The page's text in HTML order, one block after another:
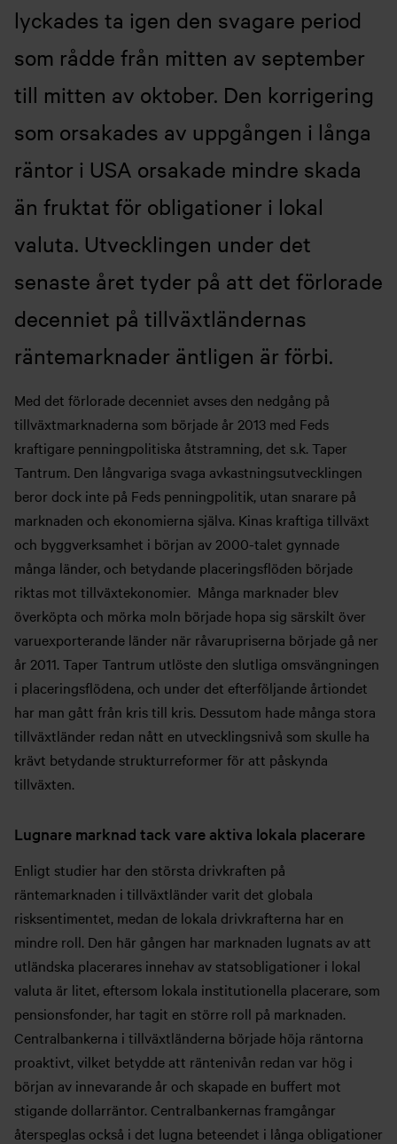
lyckades ta igen den svagare period
som rådde från mitten av september
till mitten av oktober. Den korrigering
som orsakades av uppgången i långa
räntor i USA orsakade mindre skada
än fruktat för obligationer i lokal
valuta. Utvecklingen under det
senaste året tyder på att det förlorade
decenniet på tillväxtländernas
räntemarknader äntligen är förbi.
Med det förlorade decenniet avses den nedgång på
tillväxtmarknaderna som började år 2013 med Feds
kraftigare penningpolitiska åtstramning, det s.k. Taper
Tantrum. Den långvariga svaga avkastningsutvecklingen
beror dock inte på Feds penningpolitik, utan snarare på
marknaden och ekonomierna själva. Kinas kraftiga tillväxt
och byggverksamhet i början av 2000-talet gynnade
många länder, och betydande placeringsflöden började
riktas mot tillväxtekonomier. Många marknader blev
överköpta och mörka moln började hopa sig särskilt över
varuexporterande länder när råvarupriserna började gå ner
år 2011. Taper Tantrum utlöste den slutliga omsvängningen
i placeringsflödena, och under det efterföljande årtiondet
har man gått från kris till kris. Dessutom hade många stora
tillväxtländer redan nått en utvecklingsnivå som skulle ha
krävt betydande strukturreformer för att påskynda
tillväxten.
Lugnare marknad tack vare aktiva lokala placerare
Enligt studier har den största drivkraften på
räntemarknaden i tillväxtländer varit det globala
risksentimentet, medan de lokala drivkrafterna har en
mindre roll. Den här gången har marknaden lugnats av att
utländska placerares innehav av statsobligationer i lokal
valuta är litet, eftersom lokala institutionella placerare, som
pensionsfonder, har tagit en större roll på marknaden.
Centralbankerna i tillväxtländerna började höja räntorna
proaktivt, vilket betydde att räntenivån redan var hög i
början av innevarande år och skapade en buffert mot
stigande dollarräntor. Centralbankernas framgångar
återspeglas också i det lugna beteendet i långa obligationer